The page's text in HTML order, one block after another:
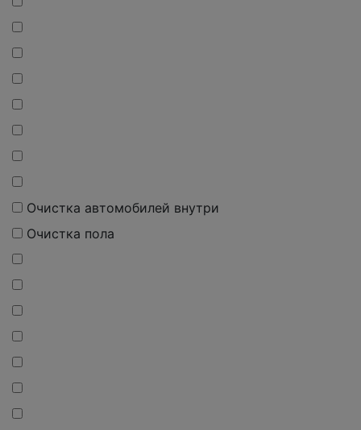
Очистка автомобилей внутри
Очистка пола